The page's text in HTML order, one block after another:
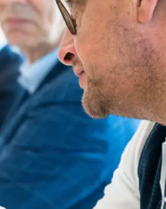
praca w ID Logistics
praca w Simon Loos
praca w Albert Keijzer